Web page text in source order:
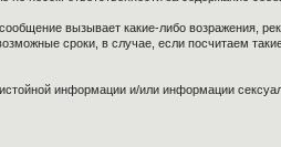
вызывает какие-либо возражения,
сроки, в случае, если посчитаем
информации и/или информации